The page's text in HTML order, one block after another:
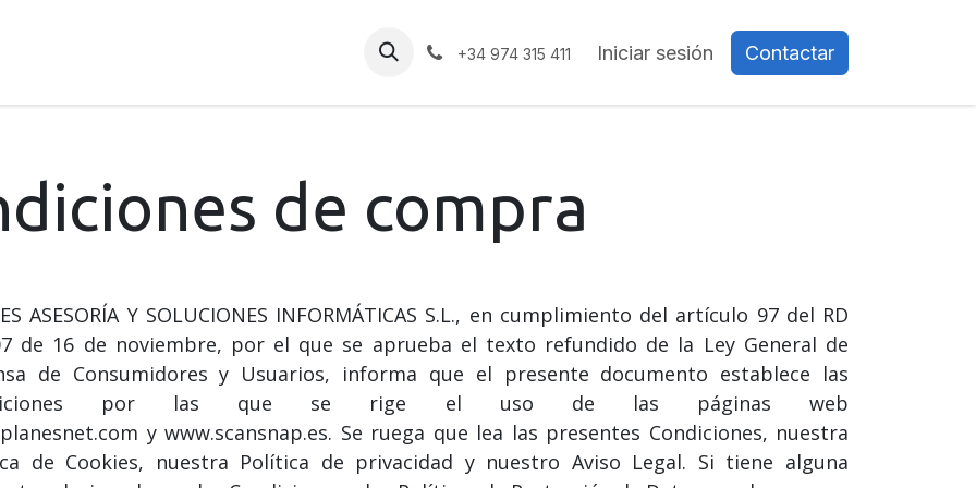
Implementación Tecnologías Desarrollo de aplicaciones
+34 974 315 411 Iniciar sesión Contactar
de compra
ASESORÍA Y SOLUCIONES INFORMÁTICAS S.L., en cumplimiento del artículo 97 del RD
de 16 de noviembre, por el que se aprueba el texto refundido de la Ley General de
de Consumidores y Usuarios, informa que el presente documento establece las
por las que se rige el uso de las páginas web
y www.scansnap.es. Se ruega que lea las presentes Condiciones, nuestra
de Cookies, nuestra Política de privacidad y nuestro Aviso Legal. Si tiene alguna